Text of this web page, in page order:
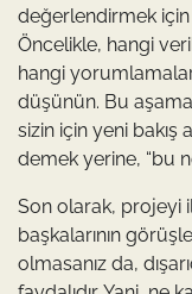
değerlendirmek
Öncelikle, hangi
hangi
düşünün. Bu
sizin için yeni bakış
demek yerine, “bu
Son olarak, projeyi
başkalarının
olmasanız da,